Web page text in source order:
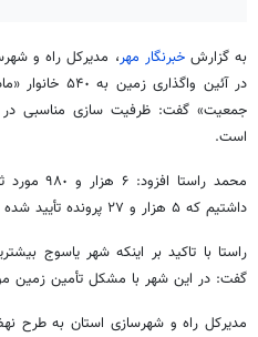
به گزارشخبرنگار مهر، مدیرکل راه و
جمعیت» گفت: ظرفیت سازی مناسبی
است.
محمد
داشتیم که ۵ هزار و ۲۷ پرونده تأیید شده است.
راستا با تاکید بر اینکه شهر یاسوج
گفت: در این شهر با مشکل تأمین زمین